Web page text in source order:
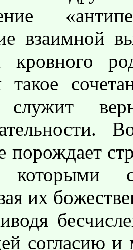
взаимной
такое
служит
порождает
которыми
их
согласию и